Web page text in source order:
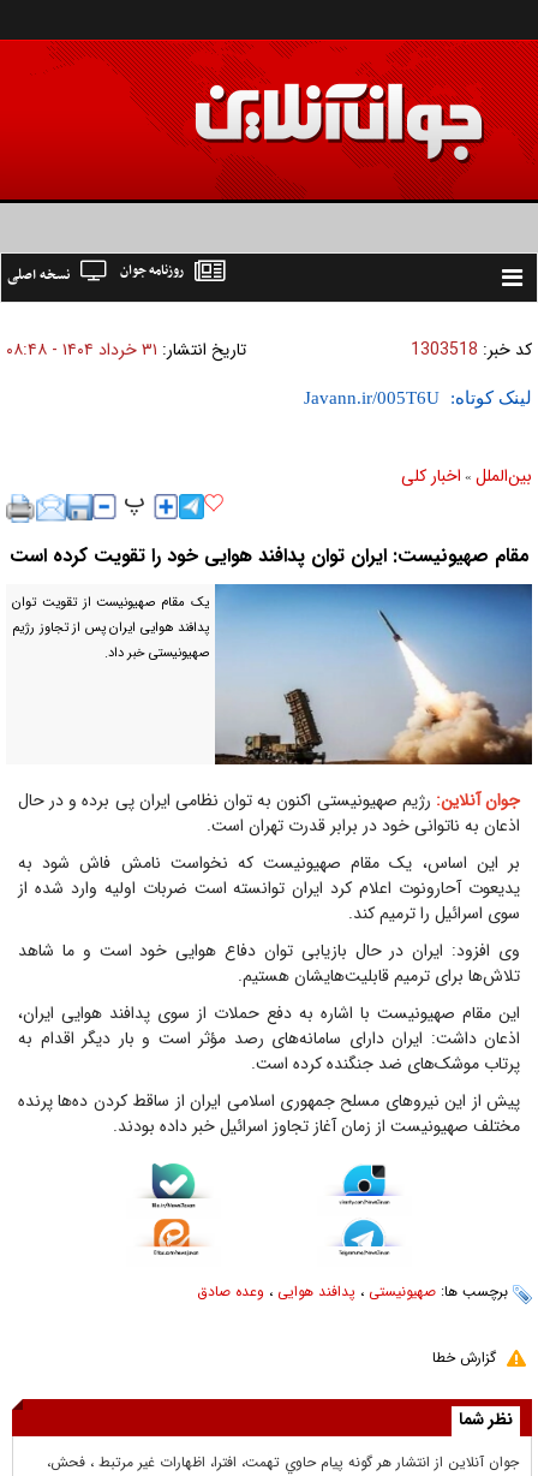
Toggle
نسخه اصلی روزنامه جوان
کد خبر: 1303518 تاریخ انتشار: ۳۱ خرداد ۱۴۰۴ - ۰۸:۴۸
لینک کوتاه:
بين‌الملل » اخبار كلی
مقام صهیونیست: ایران توان پدافند هوایی خود را تقویت کرده است
یک مقام صهیونیست از تقویت توان
پدافند هوایی ایران پس از تجاوز رژیم
صهیونیستی خبر داد.
جوان آنلاین: رژیم صهیونیستی اکنون به توان نظامی ایران پی برده و در حال
اذعان به ناتوانی خود در برابر قدرت تهران است.
بر این اساس، یک مقام صهیونیست که نخواست نامش فاش شود به
یدیعوت آحارونوت اعلام کرد ایران توانسته است ضربات اولیه وارد شده از
سوی اسرائیل را ترمیم کند.
وی افزود: ایران در حال بازیابی توان دفاع هوایی خود است و ما شاهد
تلاش‌ها برای ترمیم قابلیت‌هایشان هستیم.
این مقام صهیونیست با اشاره به دفع حملات از سوی پدافند هوایی ایران،
اذعان داشت: ایران دارای سامانه‌های رصد مؤثر است و بار دیگر اقدام به
پرتاب موشک‌های ضد جنگنده کرده است.
پیش از این نیروهای مسلح جمهوری اسلامی ایران از ساقط کردن ده‌ها پرنده
مختلف صهیونیست از زمان آغاز تجاوز اسرائیل خبر داده بودند.
برچسب ها: صهیونیستی ، پدافند هوایی ، وعده صادق
گزارش خطا
نظر شما
جوان آنلاين از انتشار هر گونه پيام حاوي تهمت، افترا، اظهارات غير مرتبط ، فحش،